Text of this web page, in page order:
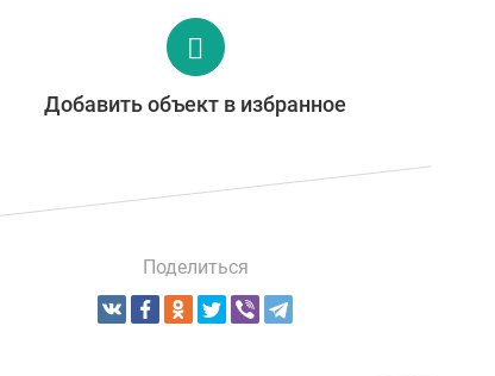
Добавить объект в избранное
Поделиться